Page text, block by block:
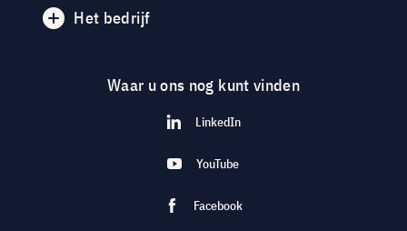
Het bedrijf
Waar u ons nog kunt vinden
LinkedIn
YouTube
Facebook